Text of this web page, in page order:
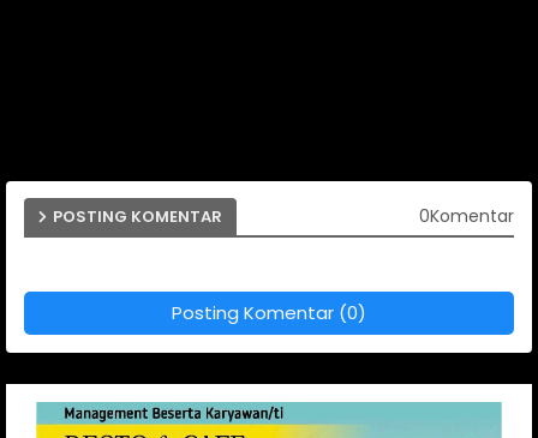
POSTING KOMENTAR 0Komentar
Posting Komentar (0)